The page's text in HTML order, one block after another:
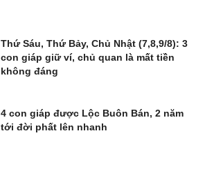
Thứ Sáu, Thứ Bảy, Chủ Nhật (7,8,9/8): 3
con giáp giữ ví, chủ quan là mất tiền
không đáng
4 con giáp được Lộc Buôn Bán, 2 năm
tới đời phất lên nhanh